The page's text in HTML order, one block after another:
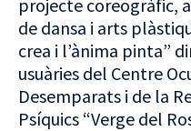
projecte coreogràfic,
de dansa i arts
crea i l’ànima pinta”
usuàries del Centre
Desemparats i de la
Psíquics “Verge del